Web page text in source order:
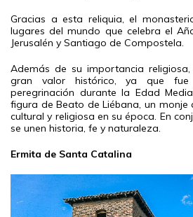
Gracias a esta reliquia, el
lugares del mundo que celebra el
Jerusalén y Santiago de Compostela.
Además de su importancia
gran valor histórico, ya que
peregrinación durante la Edad
figura de Beato de Liébana, un monje
cultural y religiosa en su época. En
se unen historia, fe y naturaleza.
Ermita de Santa Catalina